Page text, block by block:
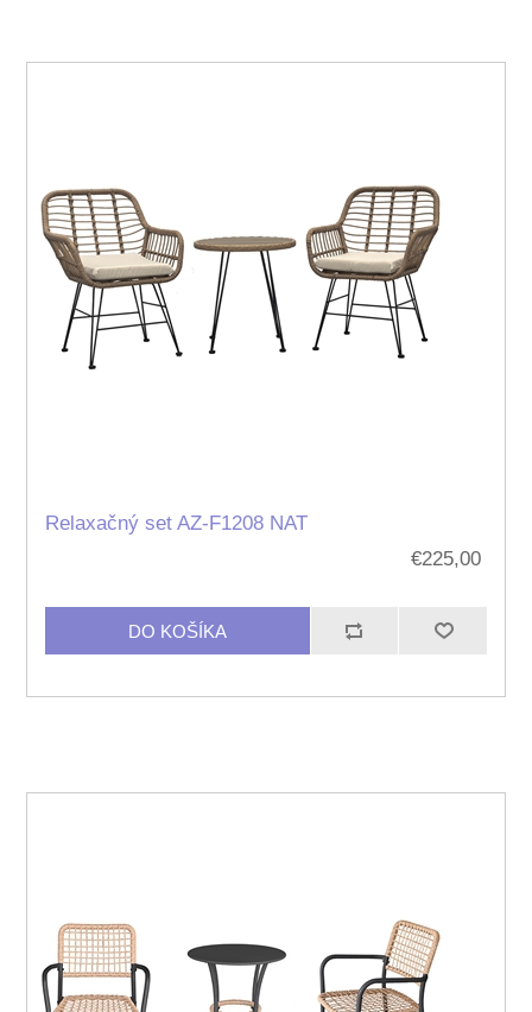
Relaxačný set AZ-F1208 NAT
€225,00